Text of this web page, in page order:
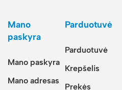
Mano
paskyra
Mano paskyra
Mano adresas
Parduotuvė
Parduotuvė
Krepšelis
Prekės